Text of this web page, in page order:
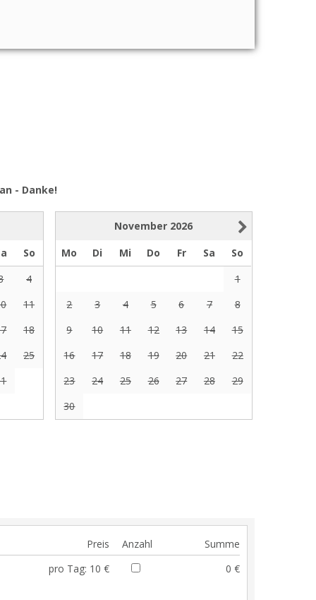
- Danke!
So
4
11
18
25
November 2026
Mo
Di Mi Do Fr Sa
So
1
2
3 4 5 6 7
8
9
10 11 12 13 14
15
16
17 18 19 20 21
22
23
24 25 26 27 28
29
30
Preis Anzahl
Summe
pro Tag: 10 € 0 €